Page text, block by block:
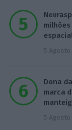
5 Agosto
Dona
marca
5 Agosto